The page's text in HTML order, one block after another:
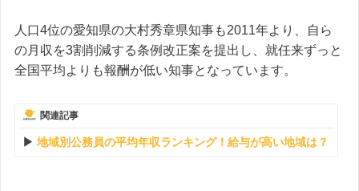
人口4位の愛知県の大村秀章県知事も2011年より、自ら
の月収を3割削減する条例改正案を提出し、就任来ずっと
全国平均よりも報酬が低い知事となっています。
関連記事
地域別公務員の平均年収ランキング！給与が高い地域は？